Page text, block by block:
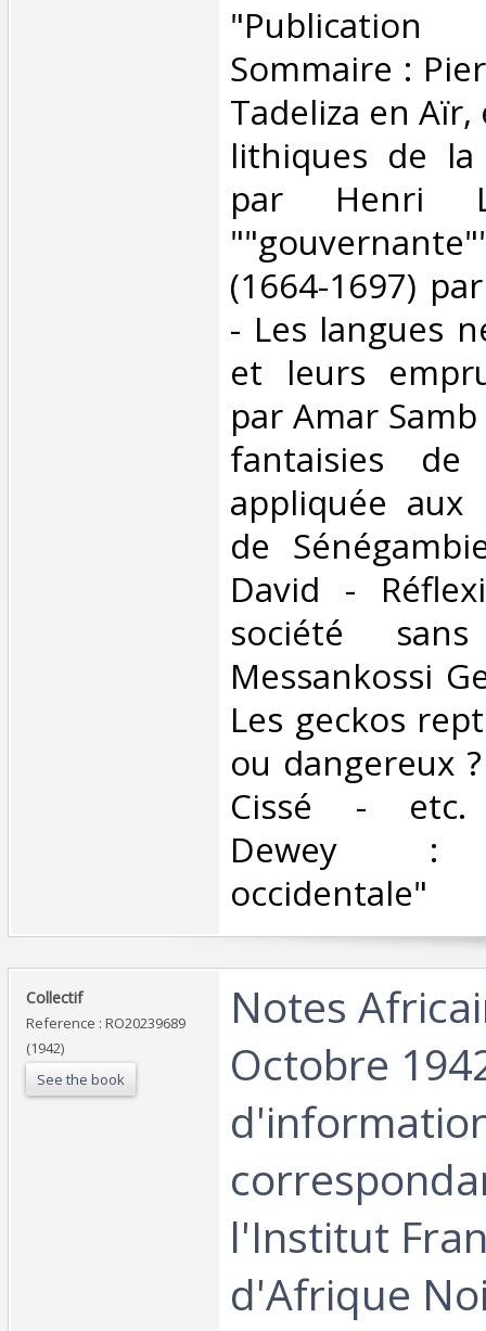
‎"Publication
Sommaire :
Tadeliza en
lithiques de
par Henri
(1664-1697)
- Les langues
et leurs
par Amar
fantaisies de
appliquée aux
de
David -
société
Messankossi
Les geckos
ou dangereux
Cissé - etc.
Dewey :
occidentale"‎
‎Collectif‎
Reference : RO20239689
(1942)
See the book
‎Notes
Octobre
l'Institut
d'Afrique